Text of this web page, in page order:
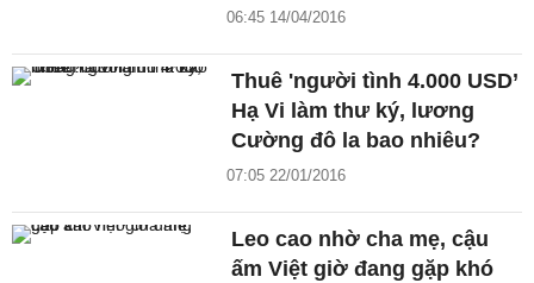
06:45 14/04/2016
Thuê 'người tình 4.000 USD’
Hạ Vi làm thư ký, lương
Cường đô la bao nhiêu?
07:05 22/01/2016
Leo cao nhờ cha mẹ, cậu
ấm Việt giờ đang gặp khó